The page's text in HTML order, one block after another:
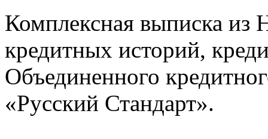
Комплексная выписка из
кредитных историй,
Объединенного
«Русский Стандарт».